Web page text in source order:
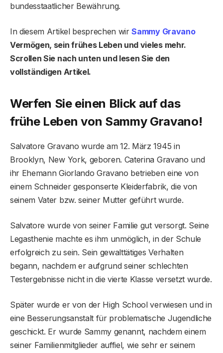
bundesstaatlicher Bewährung.
In diesem Artikel besprechen wirSammy Gravano
Vermögen, sein frühes Leben und vieles mehr.
Scrollen Sie nach unten und lesen Sie den
vollständigen Artikel.
Werfen Sie einen Blick auf das
frühe Leben von Sammy Gravano!
Salvatore Gravano wurde am 12. März 1945 in
Brooklyn, New York, geboren. Caterina Gravano und
ihr Ehemann Giorlando Gravano betrieben eine von
einem Schneider gesponserte Kleiderfabrik, die von
seinem Vater bzw. seiner Mutter geführt wurde.
Salvatore wurde von seiner Familie gut versorgt. Seine
Legasthenie machte es ihm unmöglich, in der Schule
erfolgreich zu sein. Sein gewalttätiges Verhalten
begann, nachdem er aufgrund seiner schlechten
Testergebnisse nicht in die vierte Klasse versetzt wurde.
Später wurde er von der High School verwiesen und in
eine Besserungsanstalt für problematische Jugendliche
geschickt. Er wurde Sammy genannt, nachdem einem
seiner Familienmitglieder auffiel, wie sehr er seinem